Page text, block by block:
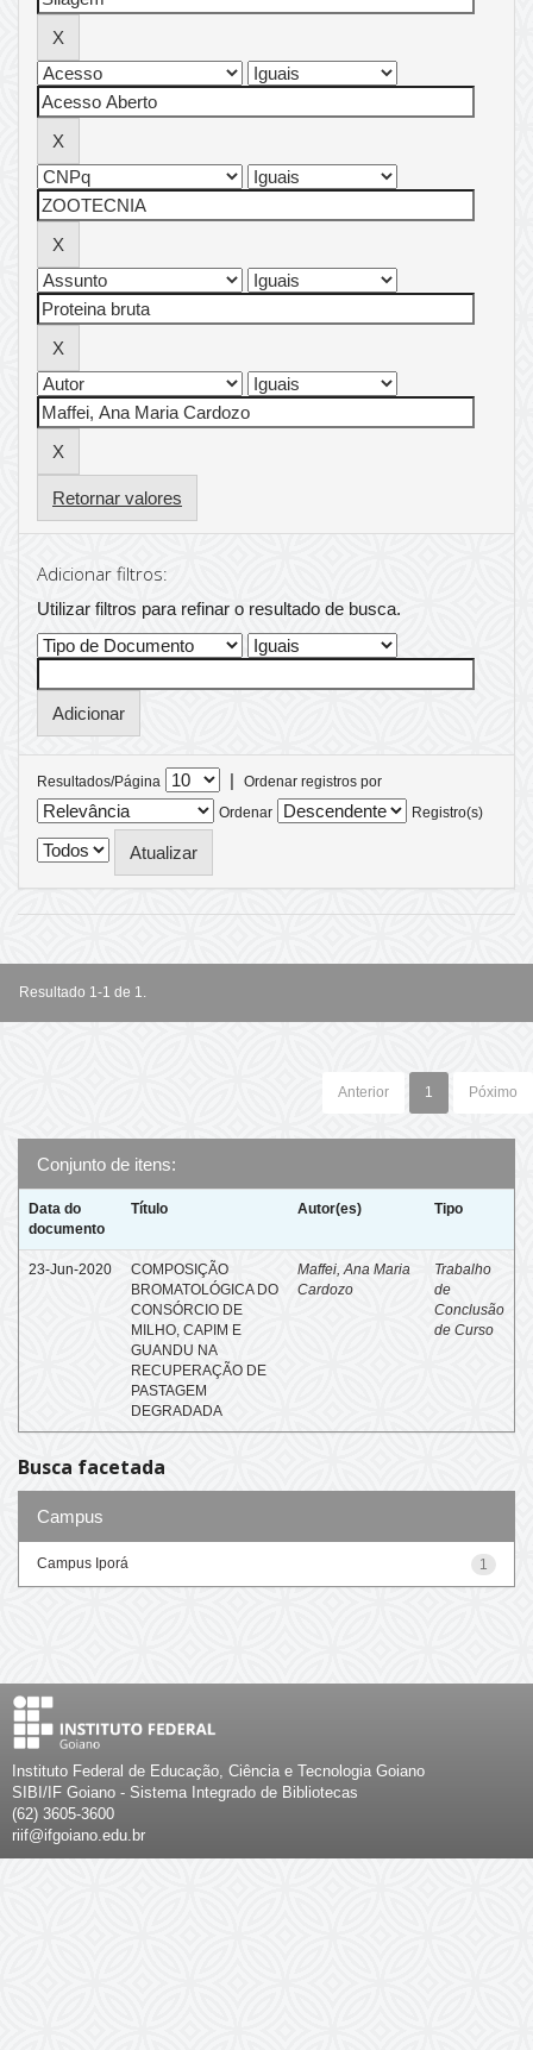
Retornar valores
Adicionar filtros:
Utilizar filtros para refinar o resultado de busca.
Resultados/Página |
Ordenar registros por
Ordenar
Registro(s)
Resultado 1-1 de 1.
Anterior 1 Póximo
Conjunto de itens:
Data do
documento
Título Autor(es) Tipo
23-Jun-2020
COMPOSIÇÃO
BROMATOLÓGICA DO
CONSÓRCIO DE
MILHO, CAPIM E
GUANDU NA
RECUPERAÇÃO DE
PASTAGEM
DEGRADADA
Maffei, Ana Maria
Cardozo
Trabalho
de
Conclusão
de Curso
Busca facetada
Campus
1
Campus Iporá
Instituto Federal de Educação, Ciência e Tecnologia Goiano
SIBI/IF Goiano - Sistema Integrado de Bibliotecas
(62) 3605-3600
riif@ifgoiano.edu.br